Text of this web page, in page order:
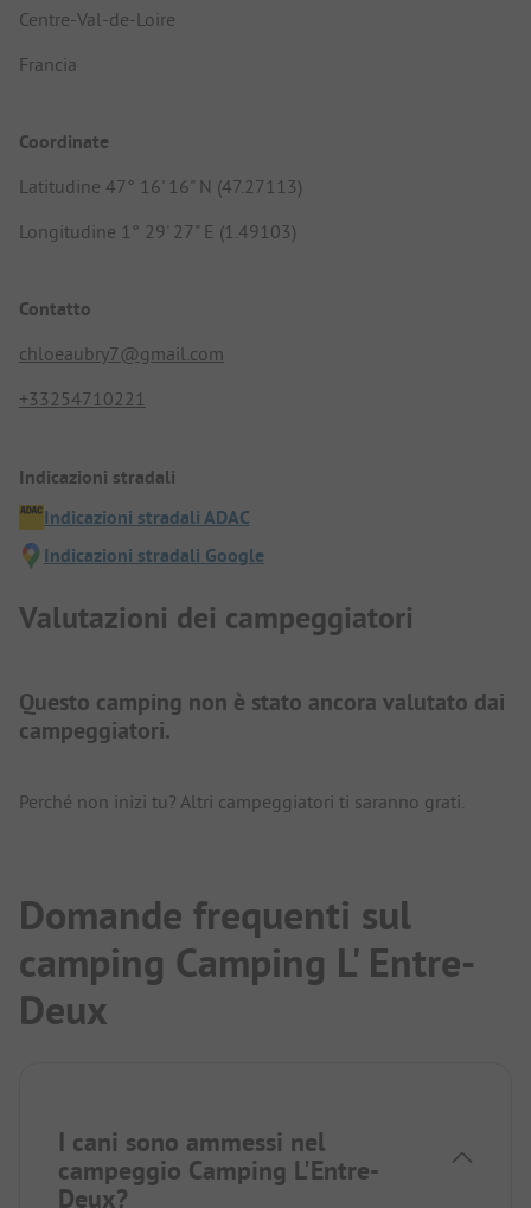
Centre-Val-de-Loire
Francia
Coordinate
Latitudine 47° 16' 16" N (47.27113)
Longitudine 1° 29' 27" E (1.49103)
Contatto
chloeaubry7@gmail.com
+33254710221
Indicazioni stradali
Indicazioni stradali ADAC
Indicazioni stradali Google
Valutazioni dei campeggiatori
Questo camping non è stato ancora valutato dai
campeggiatori.
Perché non inizi tu? Altri campeggiatori ti saranno grati.
Domande frequenti sul
camping Camping L' Entre-
Deux
I cani sono ammessi nel
campeggio Camping L'Entre-
Deux?